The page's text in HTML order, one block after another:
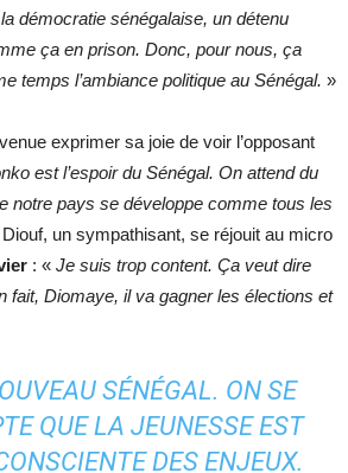
démocratie sénégalaise, un détenu
ça en prison. Donc, pour nous, ça
temps l’ambiance politique au Sénégal. »
exprimer sa joie de voir l’opposant
est l’espoir du Sénégal. On attend du
notre pays se développe comme tous les
un sympathisant, se réjouit au micro
: « Je suis trop content. Ça veut dire
fait, Diomaye, il va gagner les élections et
SÉNÉGAL. ON SE
QUE LA JEUNESSE EST
DES ENJEUX.